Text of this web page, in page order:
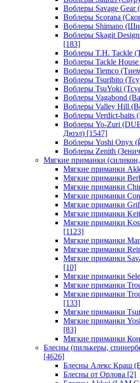
Воблеры Savage Gear
Воблеры Scorana
Воблеры Shimano
Воблеры Skagit
[183]
Воблеры T.H. Tackle
Воблеры Tackle
Воблеры Tiemco
Воблеры Tsuribito
Воблеры TsuYoki
Воблеры Vagabond
Воблеры Valley Hill
Воблеры Verdict-baits
Воблеры Yo-Zuri
Дюэл) [1547]
Воблеры Yoshi Onyx
Воблеры Zenith
Мягкие приманки
Мягкие приманки
Мягкие приманки
Мягкие приманки
Мягкие приманки
Мягкие приманки
Мягкие приманки
Мягкие приманки
[1123]
Мягкие приманки
Мягкие приманки
Мягкие приманки
[10]
Мягкие приманки
Мягкие приманки
Мягкие приманки
[133]
Мягкие приманки
Мягкие приманки
[83]
Мягкие приманки
Блесны (пилькеры,
[4626]
Блесны Алекс Краш
Блесны от Орлова [2]